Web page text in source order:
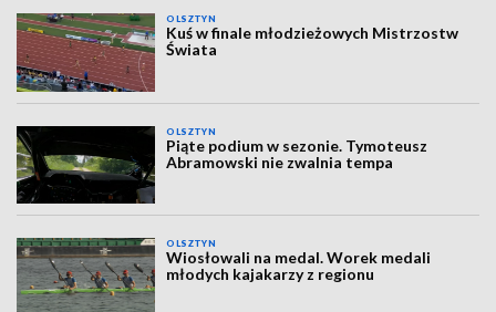
OLSZTYN
Kuś w finale młodzieżowych Mistrzostw
Świata
OLSZTYN
Piąte podium w sezonie. Tymoteusz
Abramowski nie zwalnia tempa
OLSZTYN
Wiosłowali na medal. Worek medali
młodych kajakarzy z regionu